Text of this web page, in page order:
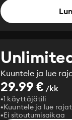
Kuuntele ja lue
29.99 € /kk
1 käyttäjätili
Kuuntele ja lue
Ei sitoutumisaikaa